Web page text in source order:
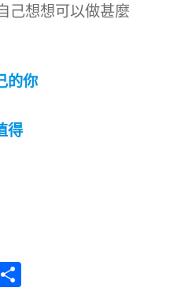
己想想可以做甚麼
的你
得
分